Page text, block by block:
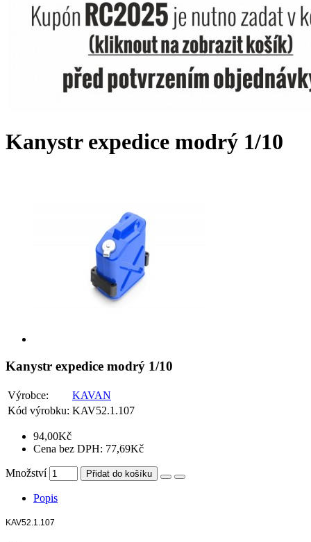
Kanystr expedice modrý 1/10
Kanystr expedice modrý 1/10
Výrobce:
KAVAN
Kód výrobku: KAV52.1.107
94,00Kč
Cena bez DPH: 77,69Kč
Množství Přidat do košíku
Popis
KAV52.1.107